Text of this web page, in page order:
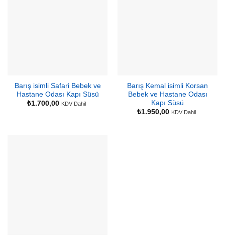
Barış isimli Safari Bebek ve
Hastane Odası Kapı Süsü
₺1.700,00 KDV Dahil
Barış Kemal isimli Korsan
Bebek ve Hastane Odası
Kapı Süsü
₺1.950,00 KDV Dahil